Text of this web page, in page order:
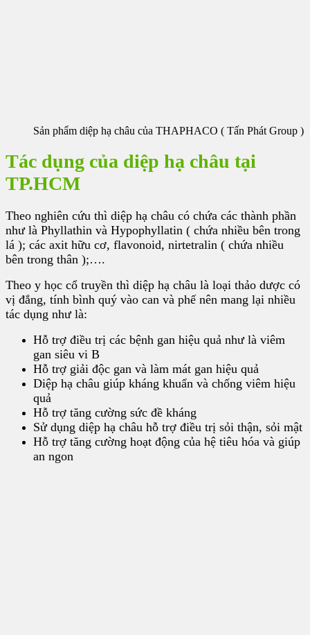
Sản phẩm diệp hạ châu của THAPHACO ( Tấn Phát Group )
Tác dụng của diệp hạ châu tại
TP.HCM
Theo nghiên cứu thì diệp hạ châu có chứa các thành phần
như là Phyllathin và Hypophyllatin ( chứa nhiều bên trong
lá ); các axit hữu cơ, flavonoid, nirtetralin ( chứa nhiều
bên trong thân );….
Theo y học cổ truyền thì diệp hạ châu là loại thảo dược có
vị đắng, tính bình quý vào can và phế nên mang lại nhiều
tác dụng như là:
Hỗ trợ điều trị các bệnh gan hiệu quả như là viêm
gan siêu vi B
Hỗ trợ giải độc gan và làm mát gan hiệu quả
Diệp hạ châu giúp kháng khuẩn và chống viêm hiệu
quả
Hỗ trợ tăng cường sức đề kháng
Sử dụng diệp hạ châu hỗ trợ điều trị sỏi thận, sỏi mật
Hỗ trợ tăng cường hoạt động của hệ tiêu hóa và giúp
an ngon